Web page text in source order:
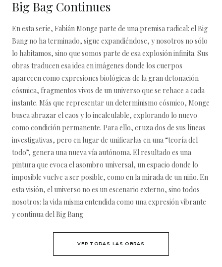
Big Bag Continues
En esta serie, Fabián Monge parte de una premisa radical: el Big
Bang no ha terminado, sigue expandiéndose, y nosotros no sólo
lo habitamos, sino que somos parte de esa explosión infinita. Sus
obras traducen esa idea en imágenes donde los cuerpos
aparecen como expresiones biológicas de la gran detonación
cósmica, fragmentos vivos de un universo que se rehace a cada
instante. Más que representar un determinismo cósmico, Monge
busca abrazar el caos y lo incalculable, explorando lo nuevo
como condición permanente. Para ello, cruza dos de sus líneas
investigativas, pero en lugar de unificarlas en una “teoría del
todo”, genera una nueva vía autónoma. El resultado es una
pintura que evoca el asombro universal, un espacio donde lo
imposible vuelve a ser posible, como en la mirada de un niño. En
esta visión, el universo no es un escenario externo, sino todos
nosotros: la vida misma entendida como una expresión vibrante
y continua del Big Bang
VER TODAS LAS OBRAS